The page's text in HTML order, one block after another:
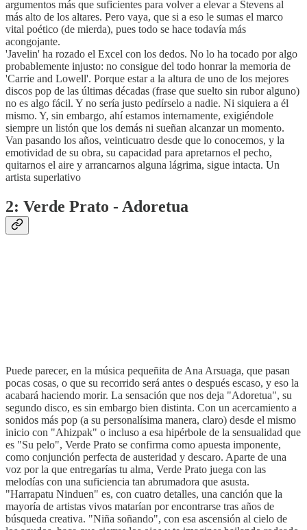
argumentos más que suficientes para volver a elevar a Stevens al
más alto de los altares. Pero vaya, que si a eso le sumas el marco
vital poético (de mierda), pues todo se hace todavía más
acongojante.
'Javelin' ha rozado el Excel con los dedos. No lo ha tocado por algo
probablemente injusto: no consigue del todo honrar la memoria de
'Carrie and Lowell'. Porque estar a la altura de uno de los mejores
discos pop de las últimas décadas (frase que suelto sin rubor alguno)
no es algo fácil. Y no sería justo pedírselo a nadie. Ni siquiera a él
mismo. Y, sin embargo, ahí estamos internamente, exigiéndole
siempre un listón que los demás ni sueñan alcanzar un momento.
Van pasando los años, veinticuatro desde que lo conocemos, y la
emotividad de su obra, su capacidad para apretarnos el pecho,
quitarnos el aire y arrancarnos alguna lágrima, sigue intacta. Un
artista superlativo
2: Verde Prato - Adoretua
Puede parecer, en la música pequeñita de Ana Arsuaga, que pasan
pocas cosas, o que su recorrido será antes o después escaso, y eso la
acabará haciendo morir. La sensación que nos deja "Adoretua", su
segundo disco, es sin embargo bien distinta. Con un acercamiento a
sonidos más pop (a su personalísima manera, claro) desde el mismo
inicio con "Ahizpak" o incluso a esa hipérbole de la sensualidad que
es "Su pelo", Verde Prato se confirma como apuesta imponente,
como conjunción perfecta de austeridad y descaro. Aparte de una
voz por la que entregarías tu alma, Verde Prato juega con las
melodías con una suficiencia tan abrumadora que asusta.
"Harrapatu Ninduen" es, con cuatro detalles, una canción que la
mayoría de artistas vivos matarían por encontrarse tras años de
búsqueda creativa. "Niña soñando", con esa ascensión al cielo de